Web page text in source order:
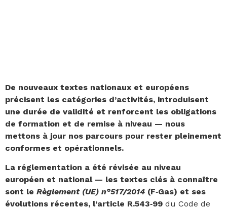
De nouveaux textes nationaux et européens
précisent les catégories d’activités, introduisent
une durée de validité et renforcent les obligations
de formation et de remise à niveau — nous
mettons à jour nos parcours pour rester pleinement
conformes et opérationnels.
La réglementation a été révisée au niveau
européen et national — les textes clés à connaître
sont le Règlement (UE) n°517/2014 (F‑Gas) et ses
évolutions récentes, l’article R.543‑99 du Code de